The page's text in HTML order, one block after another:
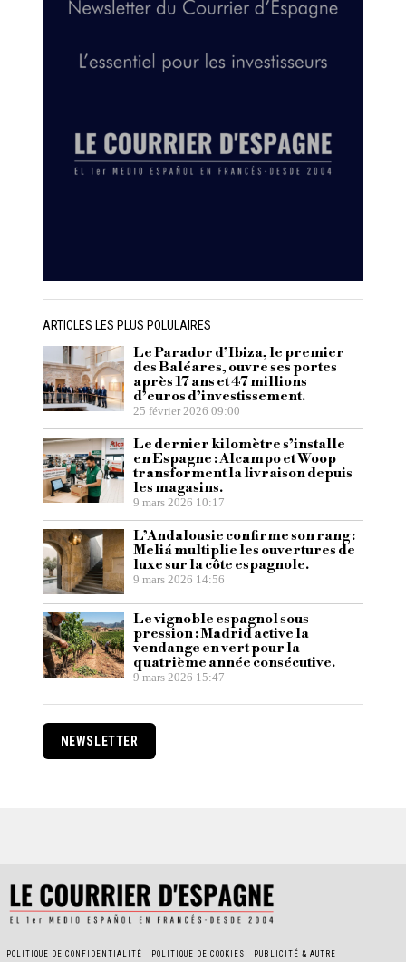
ARTICLES LES PLUS POLULAIRES
Le Parador d’Ibiza, le premier
des Baléares, ouvre ses portes
après 17 ans et 47 millions
d’euros d’investissement.
25 février 2026 09:00
Le dernier kilomètre s’installe
en Espagne : Alcampo et Woop
transforment la livraison depuis
les magasins.
9 mars 2026 10:17
L’Andalousie confirme son rang :
Meliá multiplie les ouvertures de
luxe sur la côte espagnole.
9 mars 2026 14:56
Le vignoble espagnol sous
pression : Madrid active la
vendange en vert pour la
quatrième année consécutive.
9 mars 2026 15:47
NEWSLETTER
POLITIQUE DE CONFIDENTIALITÉ POLITIQUE DE COOKIES PUBLICITÉ & AUTRE